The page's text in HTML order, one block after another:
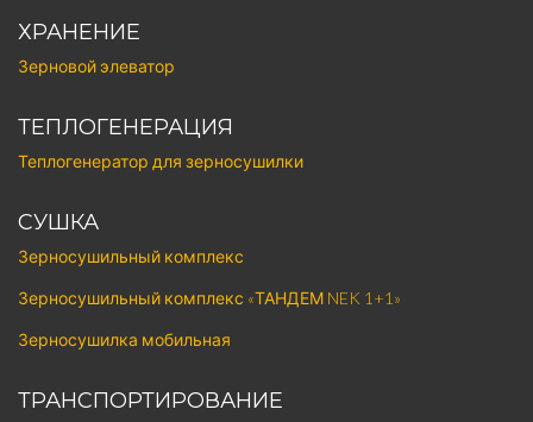
ХРАНЕНИЕ
Зерновой элеватор
ТЕПЛОГЕНЕРАЦИЯ
Теплогенератор для зерносушилки
СУШКА
Зерносушильный комплекс
Зерносушильный комплекс «ТАНДЕМ NEK 1+1»
Зерносушилка мобильная
ТРАНСПОРТИРОВАНИЕ